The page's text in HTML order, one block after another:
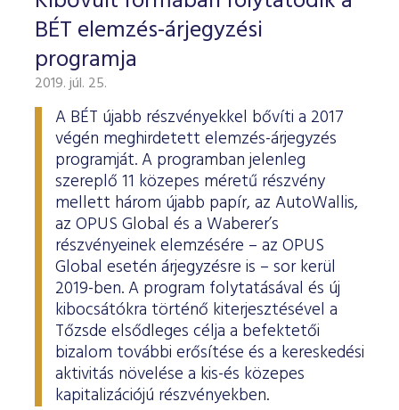
BÉT elemzés-árjegyzési
programja
2019. júl. 25.
A BÉT újabb részvényekkel bővíti a 2017
végén meghirdetett elemzés-árjegyzés
programját. A programban jelenleg
szereplő 11 közepes méretű részvény
mellett három újabb papír, az AutoWallis,
az OPUS Global és a Waberer’s
részvényeinek elemzésére – az OPUS
Global esetén árjegyzésre is – sor kerül
2019-ben. A program folytatásával és új
kibocsátókra történő kiterjesztésével a
Tőzsde elsődleges célja a befektetői
bizalom további erősítése és a kereskedési
aktivitás növelése a kis-és közepes
kapitalizációjú részvényekben.